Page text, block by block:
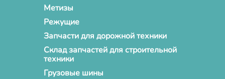
Метизы
Режущие
Запчасти для дорожной техники
Склад запчастей для строительной
техники
Грузовые шины